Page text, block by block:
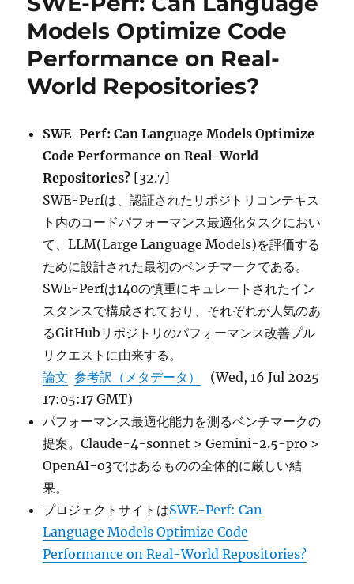
Challenges,
and
a
Lightweight
Models Optimize Code
Performance on Real-
World Repositories?
SWE-Perf: Can Language Models Optimize
Code Performance on Real-World
Repositories? [32.7]
SWE-Perfは、認証されたリポジトリコンテキス
ト内のコードパフォーマンス最適化タスクにおい
て、LLM(Large Language Models)を評価する
ために設計された最初のベンチマークである。
SWE-Perfは140の慎重にキュレートされたイン
スタンスで構成されており、それぞれが人気のあ
るGitHubリポジトリのパフォーマンス改善プル
リクエストに由来する。
論文 参考訳（メタデータ）
(Wed, 16 Jul 2025
17:05:17 GMT)
パフォーマンス最適化能力を測るベンチマークの
提案。Claude-4-sonnet > Gemini-2.5-pro >
OpenAI-o3ではあるものの全体的に厳しい結
果。
プロジェクトサイトはSWE-Perf: Can
Language Models Optimize Code
Performance on Real-World Repositories?